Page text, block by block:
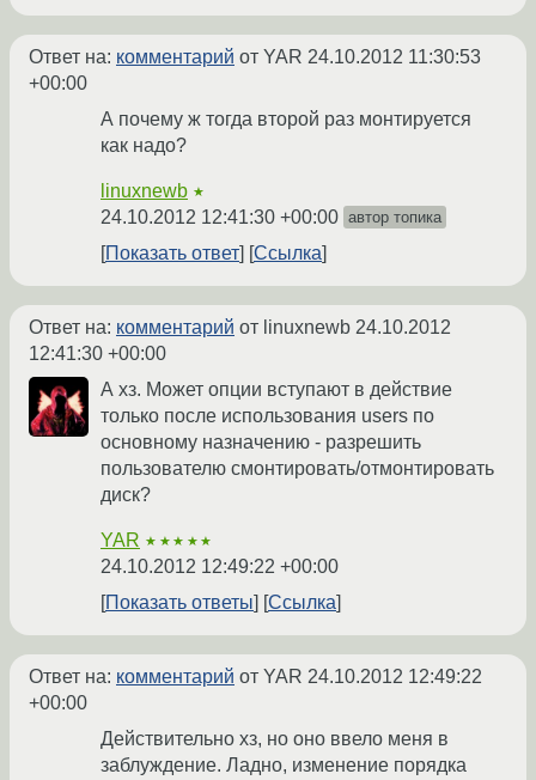
Ответ на: комментарий от YAR 24.10.2012 11:30:53
+00:00
А почему ж тогда второй раз монтируется
как надо?
linuxnewb ★
24.10.2012 12:41:30 +00:00 автор топика
Показать ответ Ссылка
Ответ на: комментарий от linuxnewb 24.10.2012
12:41:30 +00:00
А хз. Может опции вступают в действие
только после использования users по
основному назначению - разрешить
пользователю смонтировать/отмонтировать
диск?
YAR ★★★★★
24.10.2012 12:49:22 +00:00
Показать ответы
Ссылка
Ответ на: комментарий от YAR 24.10.2012 12:49:22
+00:00
Действительно хз, но оно ввело меня в
заблуждение. Ладно, изменение порядка